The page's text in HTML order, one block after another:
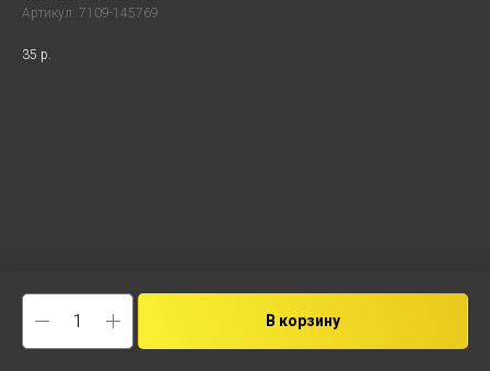
Артикул: 7109-145769
35 р.
В корзину